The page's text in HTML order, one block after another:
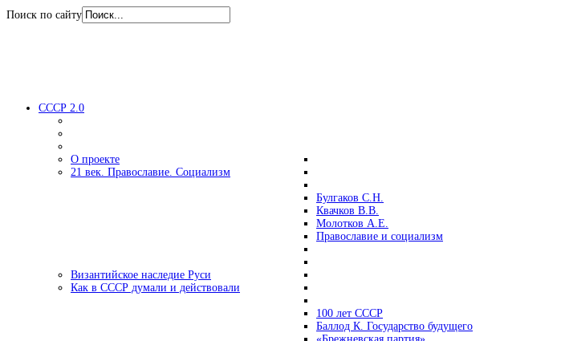
Поиск по сайту
СССР 2.0
О проекте
21 век. Православие. Социализм
Булгаков С.Н.
Квачков В.В.
Молотков А.Е.
Православие и социализм
Византийское наследие Руси
Как в СССР думали и действовали
100 лет СССР
Баллод К. Государство будущего